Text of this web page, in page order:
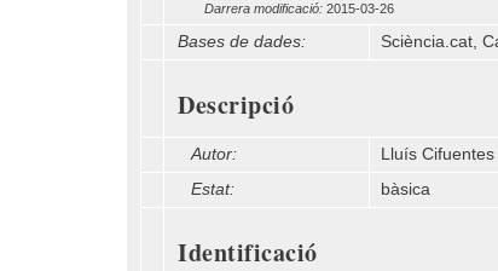
Darrera modificació: 2015-03-26
Bases de dades: Sciència.cat,
Descripció
Autor:
Lluís Cifuentes
Estat:
bàsica
Identificació